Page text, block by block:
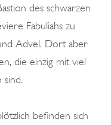
des schwarzen
Fabuliahs zu
Advel. Dort aber
die einzig mit viel
sind.
befinden sich